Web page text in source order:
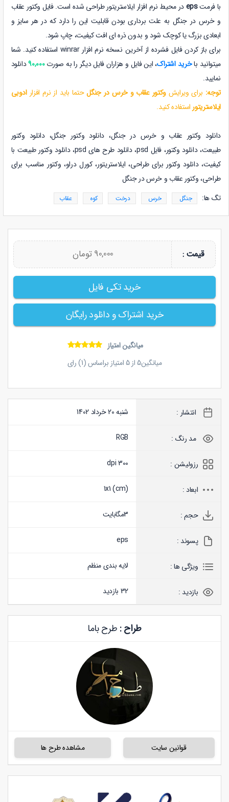
با فرمتepsدر محیط نرم افزار ایلاستریتور طراحی شده است. فایل وکتور عقاب
و خرس در جنگل به علت برداری بودن قابلیت این را دارد که در هر سایز و
ابعادی بزرگ یا کوچک شود و بدون ذره ای افت کیفیت، چاپ شود.
برای باز کردن فایل فشرده از آخرین نسخه نرم افزار winrar استفاده کنید. شما
میتوانید باخرید اشتراک، این فایل و هزاران فایل دیگر را به صورت90,000دانلود
نمایید.
توجه: برای ویرایشوکتور عقاب و خرس در جنگل حتما باید از نرم افزارادوبی
ایلاستریتور استفاده کنید.
دانلود وکتور عقاب و خرس در جنگل،دانلود وکتور جنگل،دانلود وکتور
طبیعت، دانلود وکتور، فایل psd، دانلود طرح های psd، دانلود وکتور طبیعت با
کیفیت، دانلود وکتور برای طراحی،ایلاستریتور،کورل دراو، وکتور مناسب برای
طراحی،وکتور عقاب و خرس در جنگل
تگ ها:
جنگل خرس درخت کوه عقاب
قیمت : 90,000 تومان
خرید تکی فایل
خرید اشتراک و دانلود رایگان
میانگین امتیاز
میانگین5از5امتیاز براساس (1) رای
انتشار : شنبه 20 خرداد 1402
مد رنگ : RGB
رزولیشن : 300 dpi
ابعاد : 1x1 (cm)
حجم : 3مگابایت
پسوند : eps
ویژگی ها : لایه بندی منظم
بازدید : 32 بازدید
طراح : طرح باما
قوانین سایت مشاهده طرح ها